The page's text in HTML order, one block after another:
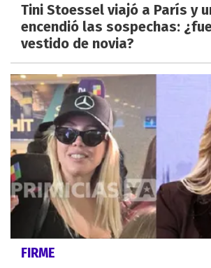
Tini Stoessel viajó a París y
encendió las sospechas:
vestido de novia?
FIRME